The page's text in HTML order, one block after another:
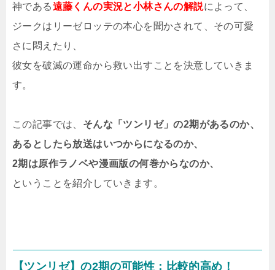
神である遠藤くんの実況と小林さんの解説によって、
ジークはリーゼロッテの本心を聞かされて、その可愛
さに悶えたり、
彼女を破滅の運命から救い出すことを決意していきま
す。
この記事では、 そんな「ツンリゼ」の2期があるのか、
あるとしたら放送はいつからになるのか、
2期は原作ラノベや漫画版の何巻からなのか、
ということを紹介していきます。
【ツンリゼ】の2期の可能性：比較的高め！